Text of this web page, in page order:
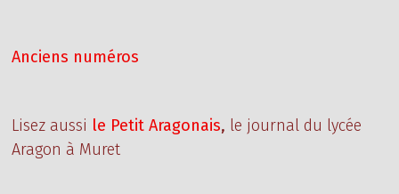
Anciens numéros
Lisez aussi le Petit Aragonais, le journal du lycée
Aragon à Muret